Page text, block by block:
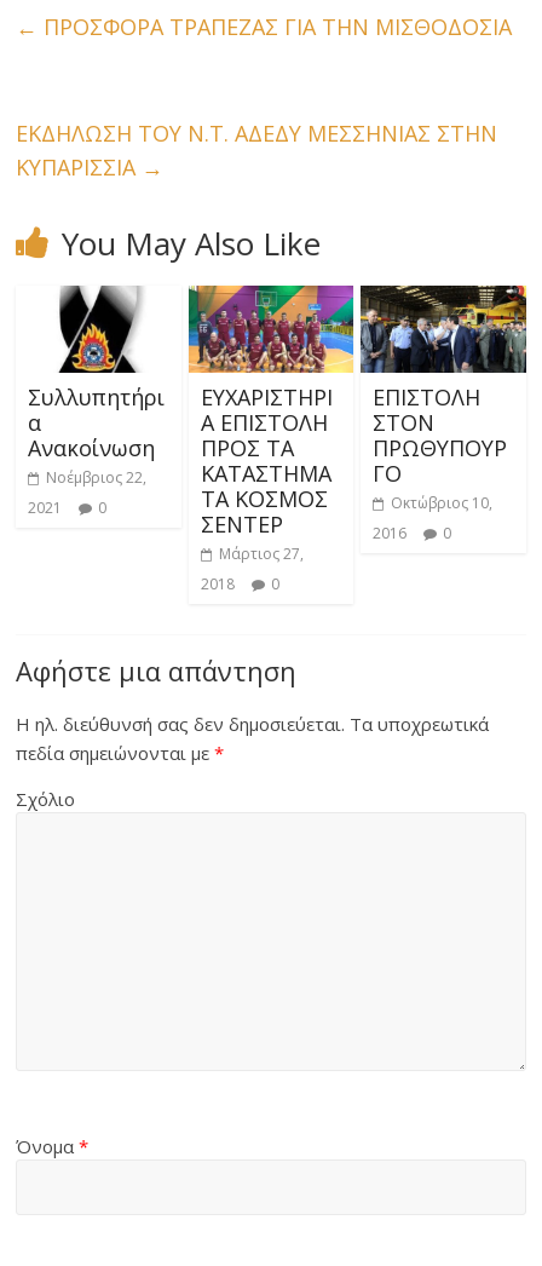
← ΠΡΟΣΦΟΡΑ ΤΡΑΠΕΖΑΣ ΓΙΑ ΤΗΝ ΜΙΣΘΟΔΟΣΙΑ
ΕΚΔΗΛΩΣΗ ΤΟΥ Ν.Τ. ΑΔΕΔΥ ΜΕΣΣΗΝΙΑΣ ΣΤΗΝ
ΚΥΠΑΡΙΣΣΙΑ →
You May Also Like
Συλλυπητήρι
α
Ανακοίνωση
Νοέμβριος 22,
2021
0
ΕΥΧΑΡΙΣΤΗΡΙ
Α ΕΠΙΣΤΟΛΗ
ΠΡΟΣ ΤΑ
ΚΑΤΑΣΤΗΜΑ
ΤΑ ΚΟΣΜΟΣ
ΣΕΝΤΕΡ
Μάρτιος 27,
2018
0
ΕΠΙΣΤΟΛΗ
ΣΤΟΝ
ΠΡΩΘΥΠΟΥΡ
ΓΟ
Οκτώβριος 10,
2016
0
Αφήστε μια απάντηση
Η ηλ. διεύθυνσή σας δεν δημοσιεύεται. Τα υποχρεωτικά
πεδία σημειώνονται με*
Σχόλιο
Όνομα*